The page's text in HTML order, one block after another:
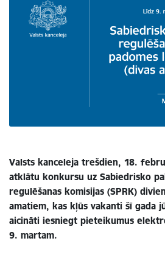
Valsts kanceleja trešdien, 18.
atklātu konkursu uz Sabiedrisko
regulēšanas komisijas (SPRK)
amatiem, kas kļūs vakanti šī gada
aicināti iesniegt pieteikumus
9. martam.